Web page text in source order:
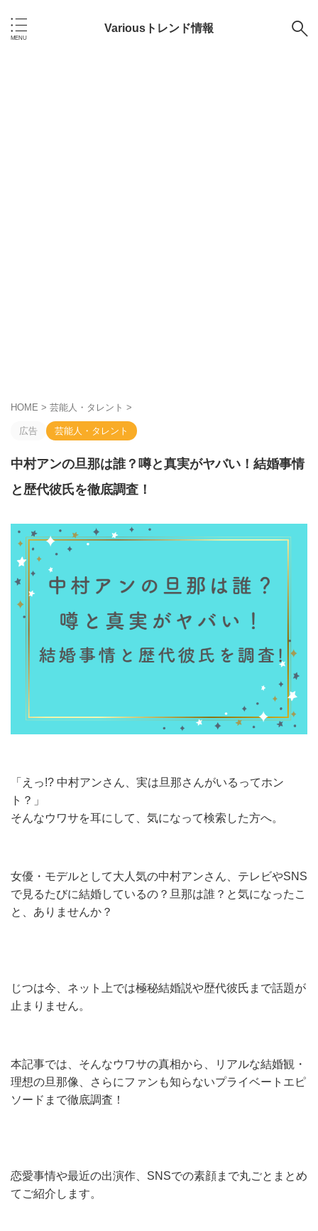
Variousトレンド情報
HOME > 芸能人・タレント >
広告 芸能人・タレント
中村アンの旦那は誰？噂と真実がヤバい！結婚事情
と歴代彼氏を徹底調査！
「えっ!? 中村アンさん、実は旦那さんがいるってホン
ト？」
そんなウワサを耳にして、気になって検索した方へ。
女優・モデルとして大人気の中村アンさん、テレビやSNS
で見るたびに結婚しているの？旦那は誰？と気になったこ
と、ありませんか？
じつは今、ネット上では極秘結婚説や歴代彼氏まで話題が
止まりません。
本記事では、そんなウワサの真相から、リアルな結婚観・
理想の旦那像、さらにファンも知らないプライベートエピ
ソードまで徹底調査！
恋愛事情や最近の出演作、SNSでの素顔まで丸ごとまとめ
てご紹介します。